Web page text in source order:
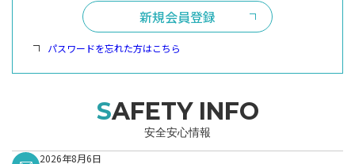
新規会員登録
パスワードを忘れた方はこちら
SAFETY INFO
安全安心情報
2026年8月6日